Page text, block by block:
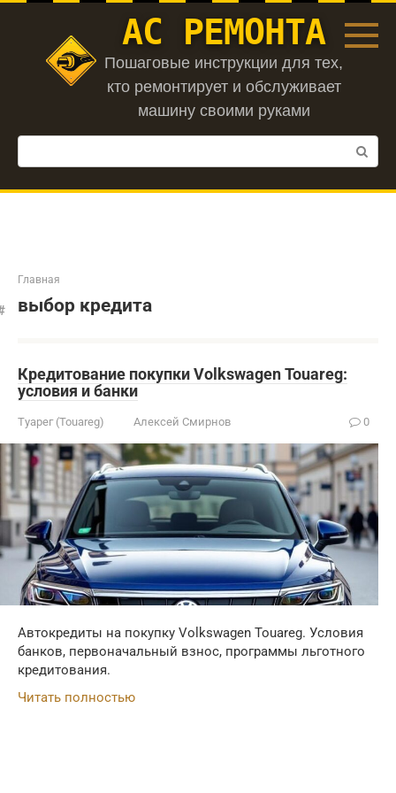
Перейти
АС РЕМОНТА
Пошаговые инструкции для тех,
кто ремонтирует и обслуживает
машину своими руками
Поиск:
Главная
выбор кредита
Кредитование покупки Volkswagen Touareg:
условия и банки
Туарег (Touareg) Алексей Смирнов 0
Автокредиты на покупку Volkswagen Touareg. Условия
банков, первоначальный взнос, программы льготного
кредитования.
Читать полностью